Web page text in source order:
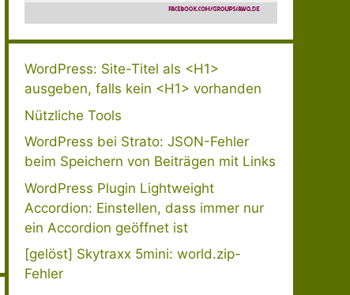
WordPress: Site-Titel als <H1>
ausgeben, falls kein <H1> vorhanden
Nützliche Tools
WordPress bei Strato: JSON-Fehler
beim Speichern von Beiträgen mit Links
WordPress Plugin Lightweight
Accordion: Einstellen, dass immer nur
ein Accordion geöffnet ist
[gelöst] Skytraxx 5mini: world.zip-
Fehler